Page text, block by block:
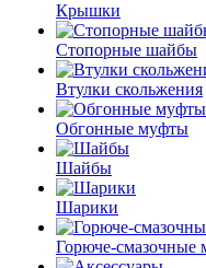
Крышки
Стопорные шайбы
Втулки скольжения
Обгонные муфты
Шайбы
Шарики
Горюче-смазочные